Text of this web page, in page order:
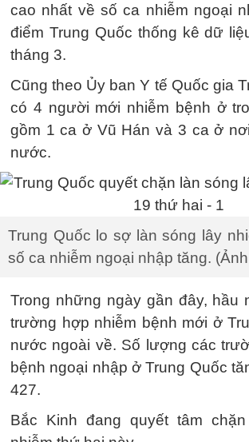
cao nhất về số ca nhiễm ngoại
điểm Trung Quốc thống kê dữ
tháng 3.
Cũng theo Ủy ban Y tế Quốc gia
có 4 người mới nhiễm bệnh ở
gồm 1 ca ở Vũ Hán và 3 ca ở
nước.
Trung Quốc lo sợ làn sóng lây
số ca nhiễm ngoại nhập tăng.
Trong những ngày gần đây, hầu
trường hợp nhiễm bệnh mới ở
nước ngoài về. Số lượng các
bệnh ngoại nhập ở Trung Quốc
427.
Bắc Kinh đang quyết tâm